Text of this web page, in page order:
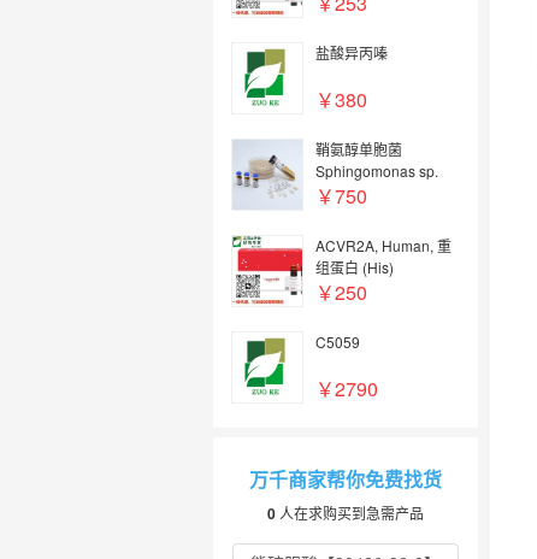
盐酸异丙嗪
￥380
鞘氨醇单胞菌
Sphingomonas sp.
￥750
ACVR2A, Human, 重
组蛋白 (His)
￥250
C5059
￥2790
万千商家帮你免费找货
0 人在求购买到急需产品